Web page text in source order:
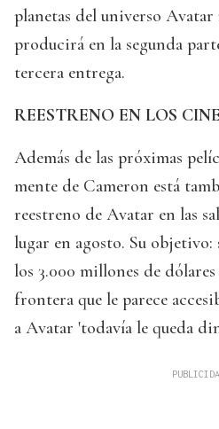
planetas del universo Avatar
producirá en la segunda
tercera entrega.
REESTRENO EN LOS
Además de las próximas
mente de Cameron está
reestreno de Avatar en las
lugar en agosto. Su objetivo:
los 3.000 millones de
frontera que le parece
a Avatar 'todavía le queda